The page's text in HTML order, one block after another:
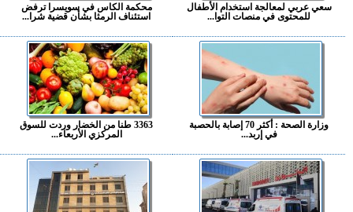
سعي عربي لمعالجة استخدام الأطفال
للمحتوى في منصات التوا...
محكمة الكاس في سويسرا ترفض
استئناف الرمثا بشأن قضية شرا...
وزارة الصحة : أكثر 70 إصابة بالحصبة
في إربد...
3363 طنا من الخضار وردت للسوق
المركزي الأربعاء...